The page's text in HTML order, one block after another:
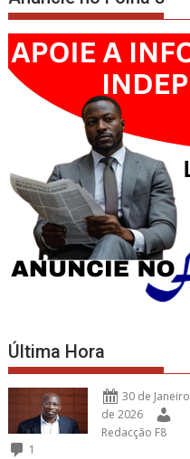
Última Hora
30 de Janeiro
de 2026
Redacção F8
1